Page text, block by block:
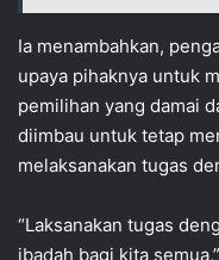
Ia menambahkan,
upaya pihaknya untuk
pemilihan yang damai
diimbau untuk tetap
melaksanakan tugas
“Laksanakan tugas
ibadah bagi kita